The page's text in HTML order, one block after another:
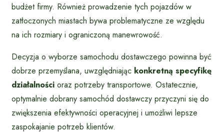
budżet firmy. Również prowadzenie tych pojazdów w
zatłoczonych miastach bywa problematyczne ze względu
na ich rozmiary i ograniczoną manewrowość.
Decyzja o wyborze samochodu dostawczego powinna być
dobrze przemyślana, uwzględniając konkretną specyfikę
działalności oraz potrzeby transportowe. Ostatecznie,
optymalnie dobrany samochód dostawczy przyczyni się do
zwiększenia efektywności operacyjnej i umożliwi lepsze
zaspokajanie potrzeb klientów.